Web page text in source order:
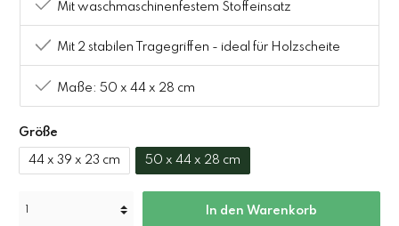
Mit waschmaschinenfestem Stoffeinsatz
Mit 2 stabilen Tragegriffen - ideal für Holzscheite
Maße: 50 x 44 x 28 cm
Größe
44 x 39 x 23 cm 50 x 44 x 28 cm
In den Warenkorb